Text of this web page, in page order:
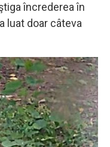
încrederea în
luat doar câteva